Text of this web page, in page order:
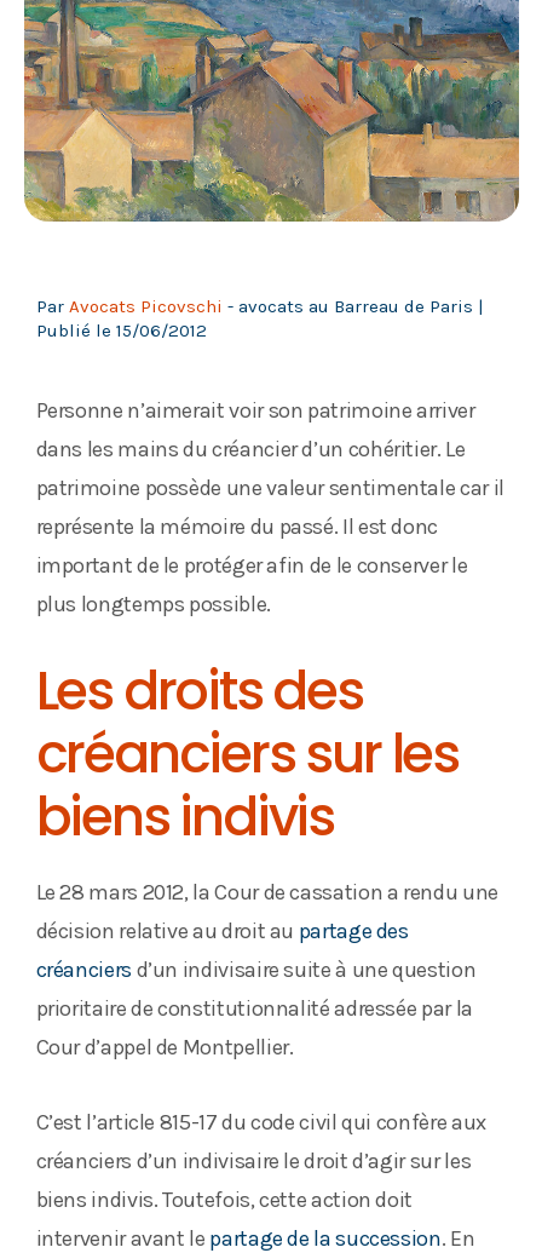
Par Avocats Picovschi - avocats au Barreau de Paris |
Publié le 15/06/2012
Personne n’aimerait voir son patrimoine arriver
dans les mains du créancier d’un cohéritier. Le
patrimoine possède une valeur sentimentale car il
représente la mémoire du passé. Il est donc
important de le protéger afin de le conserver le
plus longtemps possible.
Les droits des
créanciers sur les
biens indivis
Le 28 mars 2012, la Cour de cassation a rendu une
décision relative au droit au partage des
créanciers d’un indivisaire suite à une question
prioritaire de constitutionnalité adressée par la
Cour d’appel de Montpellier.
C’est l’article 815-17 du code civil qui confère aux
créanciers d’un indivisaire le droit d’agir sur les
biens indivis. Toutefois, cette action doit
intervenir avant le partage de la succession. En